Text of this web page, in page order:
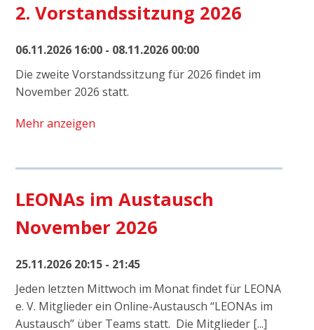
2. Vorstandssitzung 2026
06.11.2026 16:00 - 08.11.2026 00:00
Die zweite Vorstandssitzung für 2026 findet im
November 2026 statt.
Mehr anzeigen
LEONAs im Austausch
November 2026
25.11.2026 20:15 - 21:45
Jeden letzten Mittwoch im Monat findet für LEONA
e. V. Mitglieder ein Online-Austausch “LEONAs im
Austausch” über Teams statt. Die Mitglieder [...]